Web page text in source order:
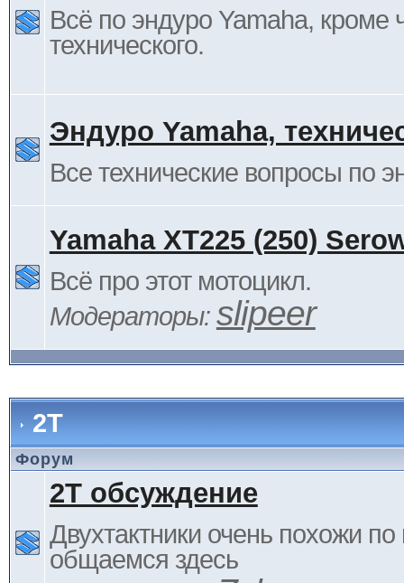
Всё по эндуро Yamaha, кроме
технического.
Эндуро Yamaha,
Все технические вопросы по
Yamaha XT225 (250)
Всё про этот мотоцикл.
Модераторы: slipeer
2Т
Форум
2Т обсуждение
Двухтактники очень похожи по
общаемся здесь